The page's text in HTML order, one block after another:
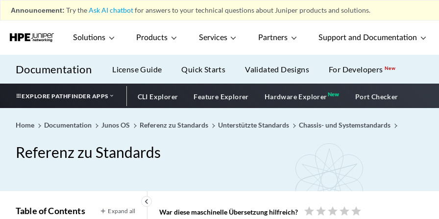
Announcement: Try theAsk AI chatbotfor answers to your technical questions about Juniper products and solutions.
Solutions Products Services Partners Support and Documentation
Documentation License Guide Quick Starts Validated Designs For DevelopersNew
EXPLORE PATHFINDER APPS CLI Explorer Feature Explorer Hardware ExplorerNewNew application
Port Checker
Home Documentation Junos OS Referenz zu Standards Unterstützte Standards Chassis- und Systemstandards
Referenz zu Standards
keyboard_arrow_left
Table of Contents Expand all War diese maschinelle Übersetzung hilfreich? star star star star star